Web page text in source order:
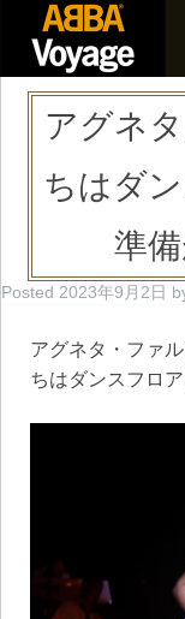
アグネ
ちはダ
準
Posted 2023年9月2日
アグネタ・ファ
ちはダンスフロ